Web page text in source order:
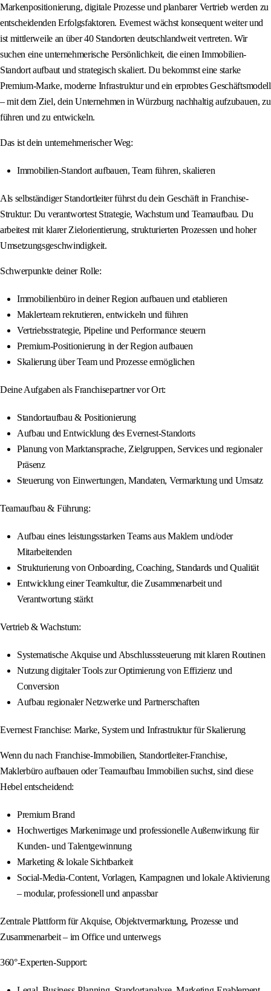
Markenpositionierung, digitale Prozesse und planbarer Vertrieb werden zu
entscheidenden Erfolgsfaktoren. Evernest wächst konsequent weiter und
ist mittlerweile an über 40 Standorten deutschlandweit vertreten. Wir
suchen eine unternehmerische Persönlichkeit, die einen Immobilien-
Standort aufbaut und strategisch skaliert. Du bekommst eine starke
Premium-Marke, moderne Infrastruktur und ein erprobtes Geschäftsmodell
– mit dem Ziel, dein Unternehmen in Würzburg nachhaltig aufzubauen, zu
führen und zu entwickeln.
Das ist dein unternehmerischer Weg:
Immobilien-Standort aufbauen, Team führen, skalieren
Als selbständiger Standortleiter führst du dein Geschäft in Franchise-
Struktur: Du verantwortest Strategie, Wachstum und Teamaufbau. Du
arbeitest mit klarer Zielorientierung, strukturierten Prozessen und hoher
Umsetzungsgeschwindigkeit.
Schwerpunkte deiner Rolle:
Immobilienbüro in deiner Region aufbauen und etablieren
Maklerteam rekrutieren, entwickeln und führen
Vertriebsstrategie, Pipeline und Performance steuern
Premium-Positionierung in der Region aufbauen
Skalierung über Team und Prozesse ermöglichen
Deine Aufgaben als Franchisepartner vor Ort:
Standortaufbau & Positionierung
Aufbau und Entwicklung des Evernest-Standorts
Planung von Marktansprache, Zielgruppen, Services und regionaler
Präsenz
Steuerung von Einwertungen, Mandaten, Vermarktung und Umsatz
Teamaufbau & Führung:
Aufbau eines leistungsstarken Teams aus Maklern und/oder
Mitarbeitenden
Strukturierung von Onboarding, Coaching, Standards und Qualität
Entwicklung einer Teamkultur, die Zusammenarbeit und
Verantwortung stärkt
Vertrieb & Wachstum:
Systematische Akquise und Abschlusssteuerung mit klaren Routinen
Nutzung digitaler Tools zur Optimierung von Effizienz und
Conversion
Aufbau regionaler Netzwerke und Partnerschaften
Evernest Franchise: Marke, System und Infrastruktur für Skalierung
Wenn du nach Franchise-Immobilien, Standortleiter-Franchise,
Maklerbüro aufbauen oder Teamaufbau Immobilien suchst, sind diese
Hebel entscheidend:
Premium Brand
Hochwertiges Markenimage und professionelle Außenwirkung für
Kunden- und Talentgewinnung
Marketing & lokale Sichtbarkeit
Social-Media-Content, Vorlagen, Kampagnen und lokale Aktivierung
– modular, professionell und anpassbar
Zentrale Plattform für Akquise, Objektvermarktung, Prozesse und
Zusammenarbeit – im Office und unterwegs
360°-Experten-Support: